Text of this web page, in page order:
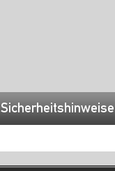
Sicherheitshinweise